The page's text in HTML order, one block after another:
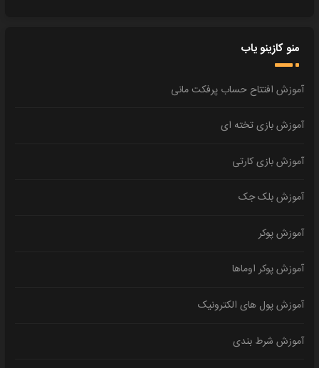
منو کازینو یاب
آموزش افتتاح حساب پرفکت مانی
آموزش بازی تخته ای
آموزش بازی کارتی
آموزش بلک جک
آموزش پوکر
آموزش پوکر اوماها
آموزش پول های الکترونیک
آموزش شرط بندی